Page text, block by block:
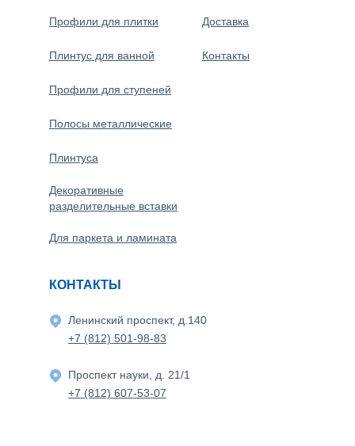
КОНТАКТЫ
Для паркета и ламината
Декоративные
разделительные вставки
Плинтуса
Полосы металлические
Контакты
Доставка
+7 (812) 607-53-07
Проспект науки, д. 21/1
Ленинский проспект, д.140
+7 (812) 501-98-83
Профили для плитки
Плинтус для ванной
Профили для ступеней